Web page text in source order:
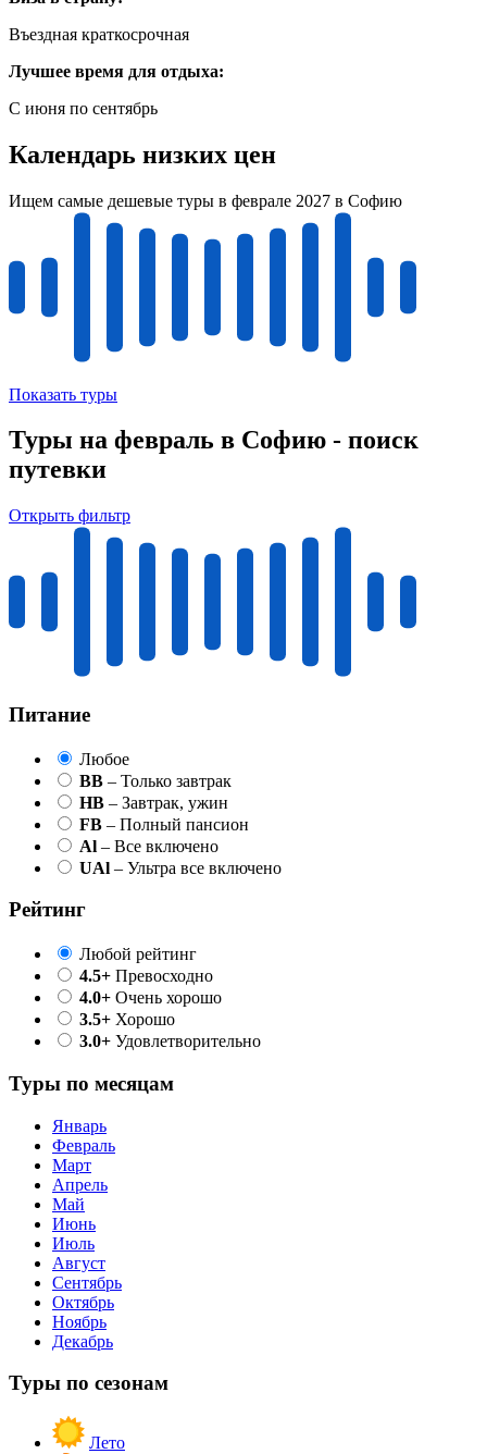
Въездная краткосрочная
Лучшее время для отдыха:
С июня по сентябрь
Календарь низких цен
Ищем самые дешевые туры в феврале 2027 в Софию
Показать туры
Туры на февраль в Софию - поиск
путевки
Открыть фильтр
Питание
Любое
BB – Только завтрак
HB – Завтрак, ужин
FB – Полный пансион
Al – Все включено
UAl – Ультра все включено
Рейтинг
Любой рейтинг
4.5+ Превосходно
4.0+ Очень хорошо
3.5+ Хорошо
3.0+ Удовлетворительно
Туры по месяцам
Январь
Февраль
Март
Апрель
Май
Июнь
Июль
Август
Сентябрь
Октябрь
Ноябрь
Декабрь
Туры по сезонам
Лето